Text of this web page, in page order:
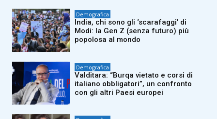
Demografica
India, chi sono gli ‘scarafaggi’ di
Modi: la Gen Z (senza futuro) più
popolosa al mondo
Demografica
Valditara: “Burqa vietato e corsi di
italiano obbligatori”, un confronto
con gli altri Paesi europei